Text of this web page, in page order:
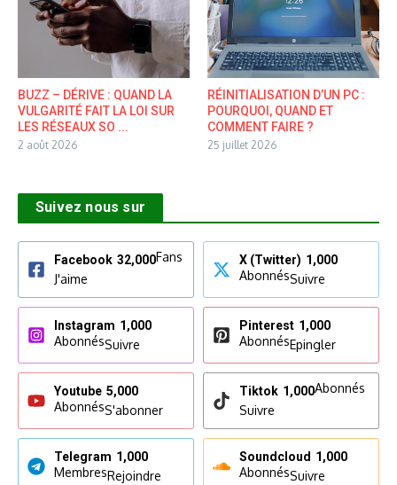
BUZZ – DÉRIVE : QUAND LA
VULGARITÉ FAIT LA LOI SUR
LES RÉSEAUX SO ...
2 août 2026
RÉINITIALISATION D’UN PC :
POURQUOI, QUAND ET
COMMENT FAIRE ?
25 juillet 2026
Suivez nous sur
Facebook 32,000Fans
J'aime
X (Twitter) 1,000
AbonnésSuivre
Instagram 1,000
AbonnésSuivre
Pinterest 1,000
AbonnésEpingler
Youtube 5,000
AbonnésS'abonner
Tiktok 1,000Abonnés
Suivre
Telegram 1,000
MembresRejoindre
Soundcloud 1,000
AbonnésSuivre